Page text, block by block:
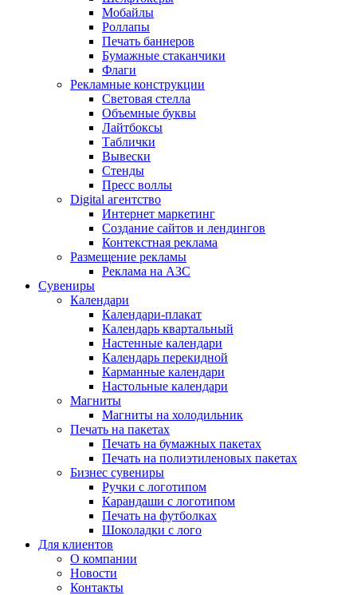
Мобайлы
Роллапы
Печать баннеров
Бумажные стаканчики
Флаги
Рекламные конструкции
Световая стелла
Объемные буквы
Лайтбоксы
Таблички
Вывески
Стенды
Пресс воллы
Digital агентство
Интернет маркетинг
Создание сайтов и лендингов
Контекстная реклама
Размещение рекламы
Реклама на АЗС
Сувениры
Календари
Календари-плакат
Календарь квартальный
Настенные календари
Календарь перекидной
Карманные календари
Настольные календари
Магниты
Магниты на холодильник
Печать на пакетах
Печать на бумажных пакетах
Печать на полиэтиленовых пакетах
Бизнес сувениры
Ручки с логотипом
Карандаши с логотипом
Печать на футболках
Шоколадки с лого
Для клиентов
О компании
Новости
Контакты